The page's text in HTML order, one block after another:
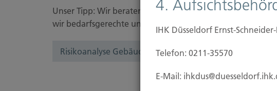
Unser Tipp: Wir beraten Sie, wie Sie Ihre Immobilie vor
wir bedarfsgerechte und günstige Lösungen vorbereitet.
Risikoanalyse Gebäudeversicherung
4.
IHK Düsseldorf Ernst-
Telefon: 0211-35570
E-Mail: